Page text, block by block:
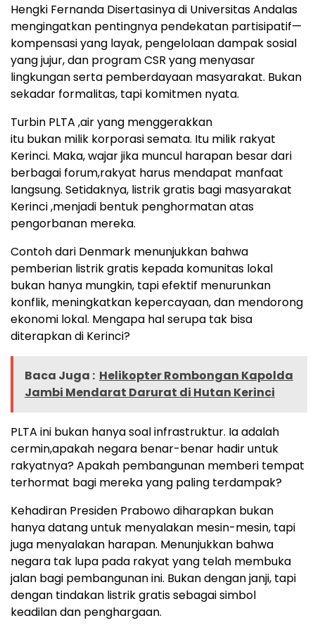
Hengki Fernanda Disertasinya di Universitas Andalas
mengingatkan pentingnya pendekatan partisipatif—
kompensasi yang layak, pengelolaan dampak sosial
yang jujur, dan program CSR yang menyasar
lingkungan serta pemberdayaan masyarakat. Bukan
sekadar formalitas, tapi komitmen nyata.
Turbin PLTA ,air yang menggerakkan
itu bukan milik korporasi semata. Itu milik rakyat
Kerinci. Maka, wajar jika muncul harapan besar dari
berbagai forum,rakyat harus mendapat manfaat
langsung. Setidaknya, listrik gratis bagi masyarakat
Kerinci ,menjadi bentuk penghormatan atas
pengorbanan mereka.
Contoh dari Denmark menunjukkan bahwa
pemberian listrik gratis kepada komunitas lokal
bukan hanya mungkin, tapi efektif menurunkan
konflik, meningkatkan kepercayaan, dan mendorong
ekonomi lokal. Mengapa hal serupa tak bisa
diterapkan di Kerinci?
Baca Juga : Helikopter Rombongan Kapolda
Jambi Mendarat Darurat di Hutan Kerinci
PLTA ini bukan hanya soal infrastruktur. Ia adalah
cermin,apakah negara benar-benar hadir untuk
rakyatnya? Apakah pembangunan memberi tempat
terhormat bagi mereka yang paling terdampak?
Kehadiran Presiden Prabowo diharapkan bukan
hanya datang untuk menyalakan mesin-mesin, tapi
juga menyalakan harapan. Menunjukkan bahwa
negara tak lupa pada rakyat yang telah membuka
jalan bagi pembangunan ini. Bukan dengan janji, tapi
dengan tindakan listrik gratis sebagai simbol
keadilan dan penghargaan.